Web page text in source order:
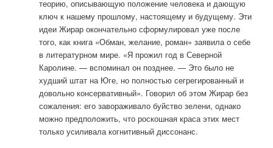
теорию, описывающую положение человека и дающую
ключ к нашему прошлому, настоящему и будущему. Эти
идеи Жирар окончательно сформулировал уже после
того, как книга «Обман, желание, роман» заявила о себе
в литературном мире. «Я прожил год в Северной
Каролине. — вспоминал он позднее. — Это было не
худший штат на Юге, но полностью сегрегированный и
довольно консервативный». Говорил об этом Жирар без
сожаления: его завораживало буйство зелени, однако
можно предположить, что роскошная краса этих мест
только усиливала когнитивный диссонанс.